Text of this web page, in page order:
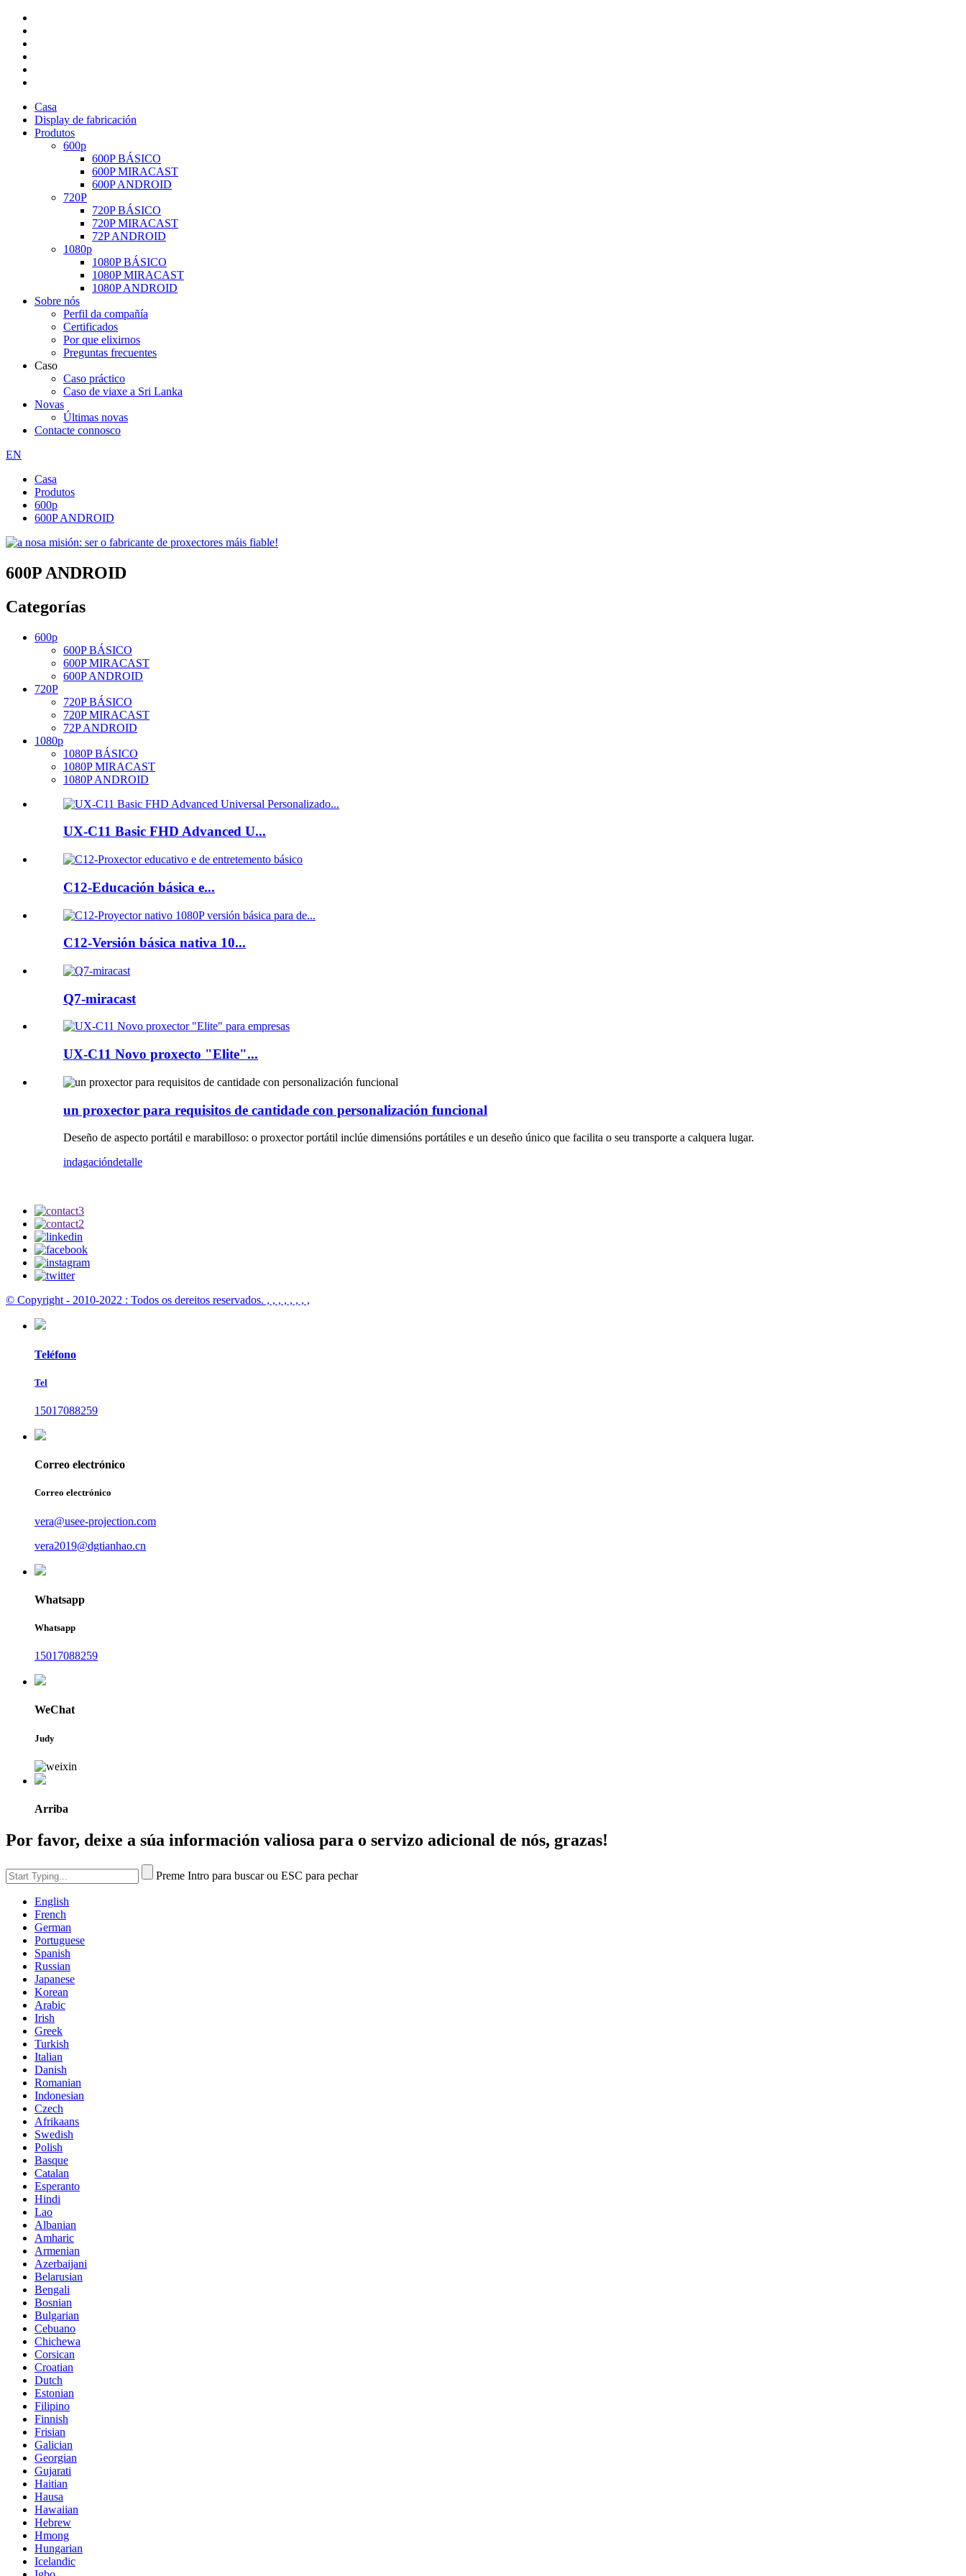
Casa
Display de fabricación
Produtos
600p
600P BÁSICO
600P MIRACAST
600P ANDROID
720P
720P BÁSICO
720P MIRACAST
72P ANDROID
1080p
1080P BÁSICO
1080P MIRACAST
1080P ANDROID
Sobre nós
Perfil da compañía
Certificados
Por que elixirnos
Preguntas frecuentes
Caso
Caso práctico
Caso de viaxe a Sri Lanka
Novas
Últimas novas
Contacte connosco
EN
Casa
Produtos
600p
600P ANDROID
600P ANDROID
Categorías
600p
600P BÁSICO
600P MIRACAST
600P ANDROID
720P
720P BÁSICO
720P MIRACAST
72P ANDROID
1080p
1080P BÁSICO
1080P MIRACAST
1080P ANDROID
UX-C11 Basic FHD Advanced U...
C12-Educación básica e...
C12-Versión básica nativa 10...
Q7-miracast
UX-C11 Novo proxecto "Elite"...
un proxector para requisitos de cantidade con personalización funcional
Deseño de aspecto portátil e marabilloso: o proxector portátil inclúe dimensións portátiles e un deseño único que facilita o seu transporte a calquera lugar.
indagacióndetalle
© Copyright - 2010-2022 : Todos os dereitos reservados. , , , , , , , ,
Teléfono
Tel
15017088259
Correo electrónico
Correo electrónico
vera@usee-projection.com
vera2019@dgtianhao.cn
Whatsapp
Whatsapp
15017088259
WeChat
Judy
Arriba
Por favor, deixe a súa información valiosa para o servizo adicional de nós, grazas!
Preme Intro para buscar ou ESC para pechar
English
French
German
Portuguese
Spanish
Russian
Japanese
Korean
Arabic
Irish
Greek
Turkish
Italian
Danish
Romanian
Indonesian
Czech
Afrikaans
Swedish
Polish
Basque
Catalan
Esperanto
Hindi
Lao
Albanian
Amharic
Armenian
Azerbaijani
Belarusian
Bengali
Bosnian
Bulgarian
Cebuano
Chichewa
Corsican
Croatian
Dutch
Estonian
Filipino
Finnish
Frisian
Galician
Georgian
Gujarati
Haitian
Hausa
Hawaiian
Hebrew
Hmong
Hungarian
Icelandic